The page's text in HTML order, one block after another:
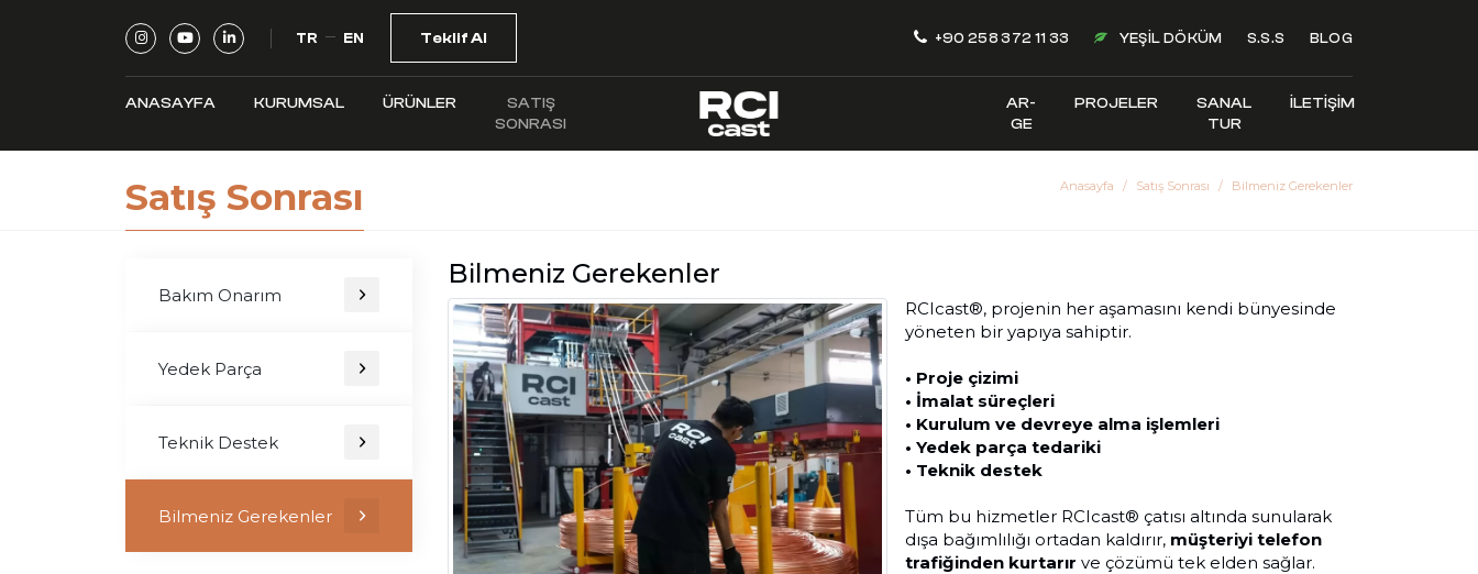
TR EN Teklif Al +90 258 372 11 33 YEŞIL DÖKÜM S.S.S BLOG
ANASAYFA KURUMSAL ÜRÜNLER
SATIŞ
SONRASI
AR-
GE
PROJELER
SANAL
TUR
İLETIŞIM
Satış Sonrası Anasayfa Satış Sonrası Bilmeniz Gerekenler
Bakım Onarım
Yedek Parça
Teknik Destek
Bilmeniz Gerekenler
Bilmeniz Gerekenler
RCIcast®, projenin her aşamasını kendi bünyesinde
yöneten bir yapıya sahiptir.
• Proje çizimi
• İmalat süreçleri
• Kurulum ve devreye alma işlemleri
• Yedek parça tedariki
• Teknik destek
Tüm bu hizmetler RCIcast® çatısı altında sunularak
dışa bağımlılığı ortadan kaldırır,müşteriyi telefon
trafiğinden kurtarır ve çözümü tek elden sağlar.